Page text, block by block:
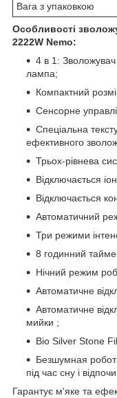
Вага з упаковкою
Особливості
2222W Nemo:
4 в 1: Зволожувач
лампа;
Компактний
Сенсорне
Спеціальна
ефективного
Трьох-рівнева
Відключається
Відключається
Автоматичний
Три режими
8 годинний
Нічний режим
Автоматичне
Автоматичне
мийки ;
Bio Silver Stone
Безшумная
під час сну і
Гарантує м'яке та